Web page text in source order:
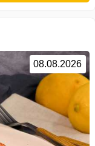
08.08.2026